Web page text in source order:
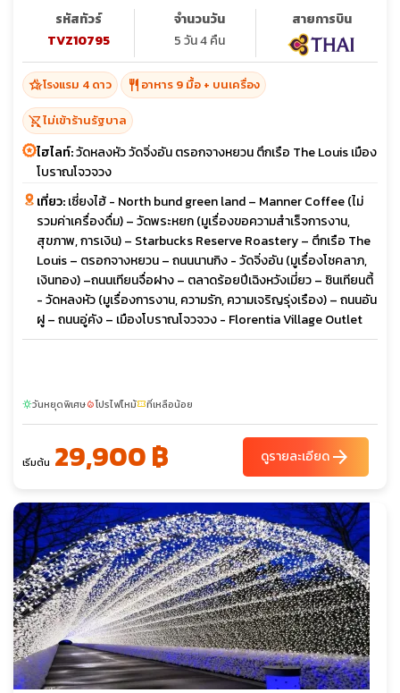
รหัสทัวร์
TVZ10795
จำนวนวัน
5 วัน 4 คืน
สายการบิน
hotel_classโรงแรม 4 ดาว restaurant อาหาร 9 มื้อ + บนเครื่อง
shopping_cart_offไม่เข้าร้านรัฐบาล
ไฮไลท์:วัดหลงหัว วัดจิ่งอัน ตรอกจางหยวน ตึกเรือ The Louis เมือง
โบราณโจวจวง
เที่ยว:เซี่ยงไฮ้ - North bund green land – Manner Coffee (ไม่
รวมค่าเครื่องดื่ม) – วัดพระหยก (มูเรื่องขอความสำเร็จการงาน,
สุขภาพ, การเงิน) – Starbucks Reserve Roastery – ตึกเรือ The
Louis – ตรอกจางหยวน – ถนนนานกิง - วัดจิ่งอัน (มูเรื่องโชคลาภ,
เงินทอง) –ถนนเทียนจื่อฝาง – ตลาดร้อยปีเฉิงหวังเมี่ยว – ซินเทียนตี้
- วัดหลงหัว (มูเรื่องการงาน, ความรัก, ความเจริญรุ่งเรือง) – ถนนอัน
ฝู – ถนนอู่คัง – เมืองโบราณโจวจวง - Florentia Village Outlet
sunnyวันหยุดพิเศษlocal_fire_departmentโปรไฟไหม้confirmation_numberที่เหลือน้อย
เริ่มต้น 29,900 ฿ ดูรายละเอียดarrow_forward